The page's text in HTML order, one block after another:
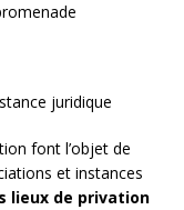
juridique
font l’objet de
et instances
lieux de privation